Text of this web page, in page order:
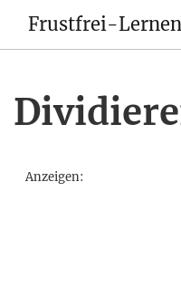
Frustfrei-
Anzeigen: